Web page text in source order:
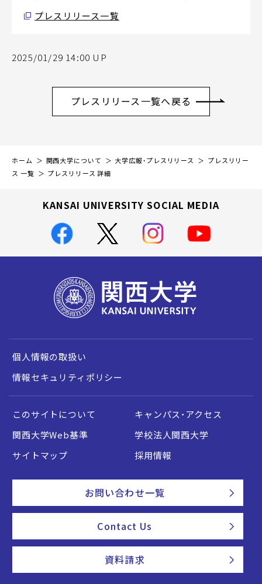
プレスリリース一覧
2025/01/29 14:00 UP
プレスリリース一覧へ戻る
ホーム 関西大学について 大学広報・プレスリリース
プレスリリー
ス 一覧
プレスリリース 詳細
KANSAI UNIVERSITY SOCIAL MEDIA
個人情報の取扱い
情報セキュリティポリシー
このサイトについて
キャンパス・アクセス
関西大学Web基準
学校法人関西大学
サイトマップ
採用情報
お問い合わせ一覧
Contact Us
資料請求